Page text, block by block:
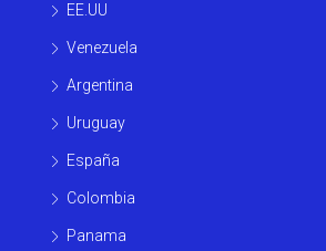
EE.UU
Venezuela
Argentina
Uruguay
España
Colombia
Panama